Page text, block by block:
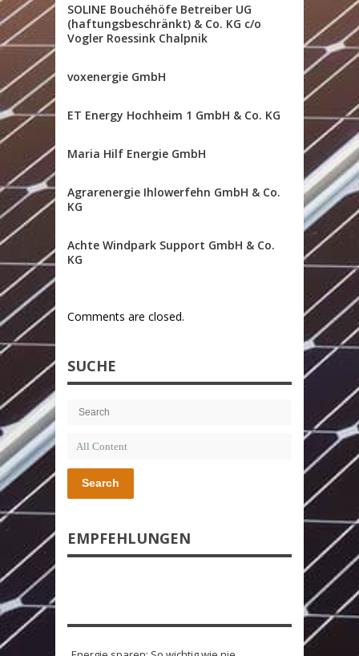
SOLINE Bouchéhöfe Betreiber UG
(haftungsbeschränkt) & Co. KG c/o
Vogler Roessink Chalpnik
voxenergie GmbH
ET Energy Hochheim 1 GmbH & Co. KG
Maria Hilf Energie GmbH
Agrarenergie Ihlowerfehn GmbH & Co.
KG
Achte Windpark Support GmbH & Co.
KG
Comments are closed.
SUCHE
Search
EMPFEHLUNGEN